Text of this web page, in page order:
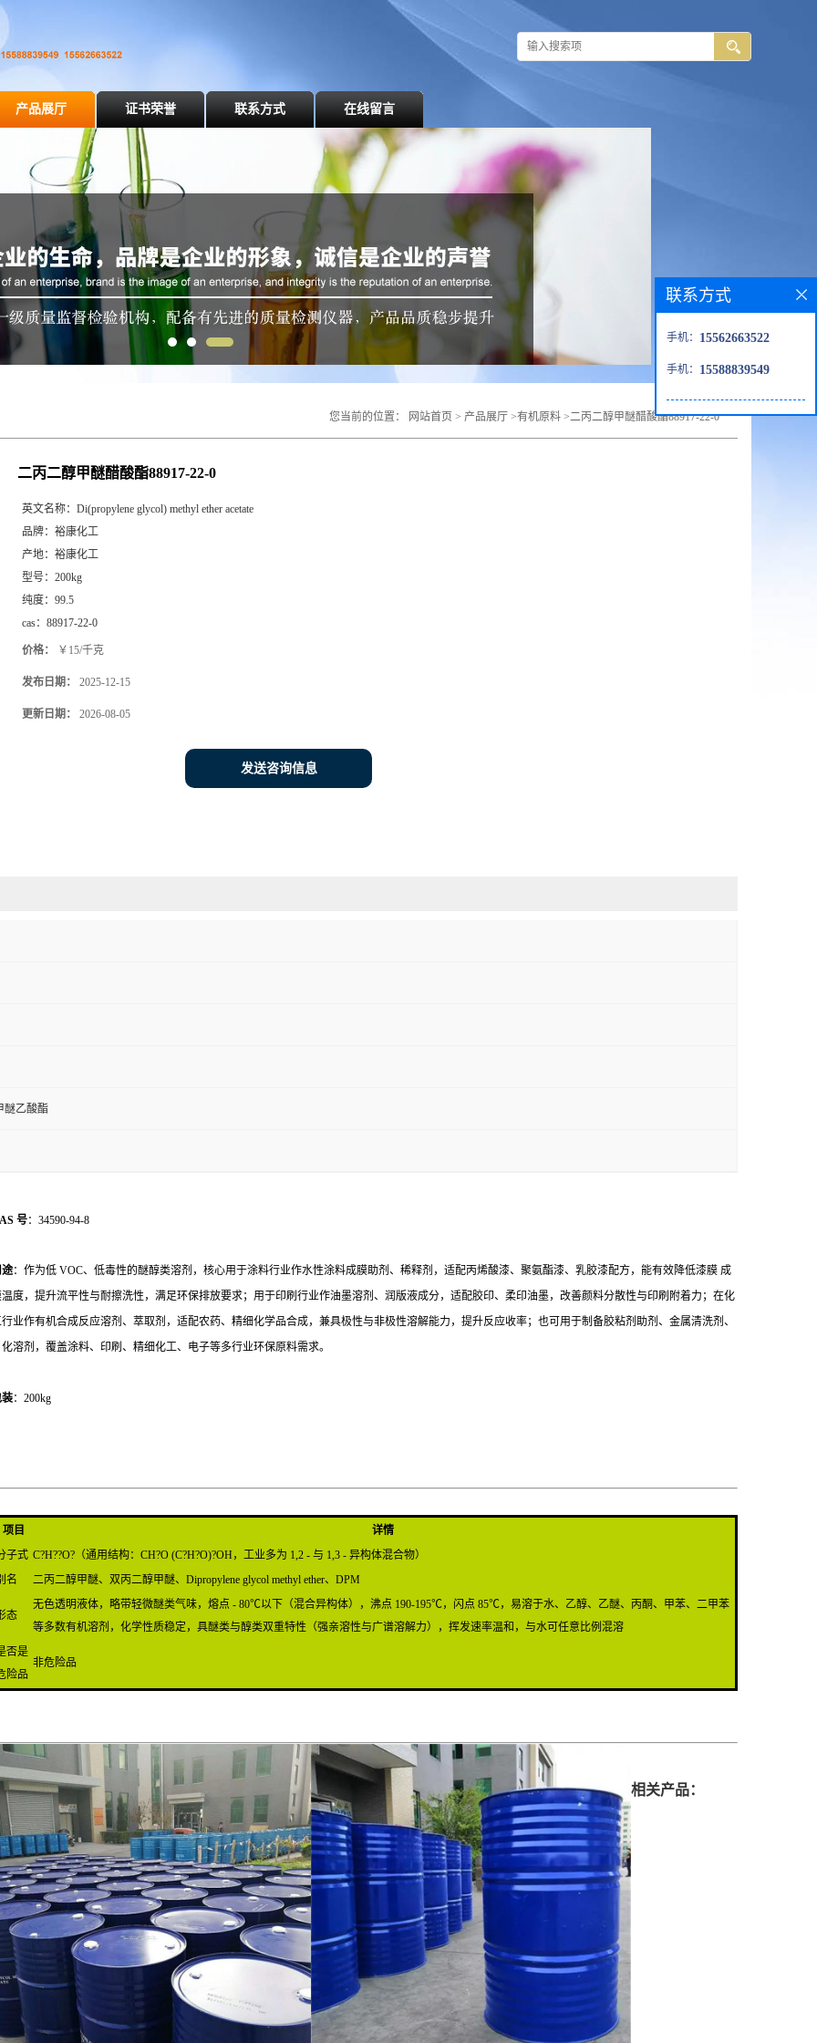
产品展厅 证书荣誉 联系方式 在线留言
您当前的位置： 网站首页 > 产品展厅 >有机原料 >二丙二醇甲醚醋酸酯88917-22-0
二丙二醇甲醚醋酸酯88917-22-0
英文名称： Di(propylene glycol) methyl ether acetate
品牌： 裕康化工
产地： 裕康化工
型号： 200kg
纯度： 99.5
cas： 88917-22-0
价格： ￥15/千克
发布日期： 2025-12-15
更新日期： 2026-08-05
发送咨询信息
醚乙酸酯
号：34590-94-8
：作为低 VOC、低毒性的醚醇类溶剂，核心用于涂料行业作水性涂料成膜助剂、稀释剂，适配丙烯酸漆、聚氨酯漆、乳胶漆配方，能有效降低漆膜 成
度，提升流平性与耐擦洗性，满足环保排放要求；用于印刷行业作油墨溶剂、润版液成分，适配胶印、柔印油墨，改善颜料分散性与印刷附着力；在化
业作有机合成反应溶剂、萃取剂，适配农药、精细化学品合成，兼具极性与非极性溶解能力，提升反应收率；也可用于制备胶粘剂助剂、金属清洗剂、
溶剂，覆盖涂料、印刷、精细化工、电子等多行业环保原料需求。
：200kg
项目
详情
子式 C?H??O?（通用结构：CH?O (C?H?O)?OH，工业多为 1,2 - 与 1,3 - 异构体混合物）
名
二丙二醇甲醚、双丙二醇甲醚、Dipropylene glycol methyl ether、DPM
态
无色透明液体，略带轻微醚类气味，熔点 - 80℃以下（混合异构体），沸点 190-195℃，闪点 85℃，易溶于水、乙醇、乙醚、丙酮、甲苯、二甲苯
等多数有机溶剂，化学性质稳定，具醚类与醇类双重特性（强亲溶性与广谱溶解力），挥发速率温和，与水可任意比例混溶
否是
险品
非危险品
相关产品：
联系方式
手机： 15562663522
手机： 15588839549